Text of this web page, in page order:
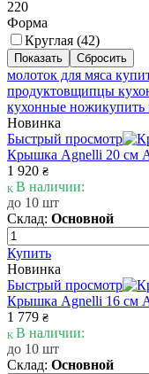
220
Форма
Круглая (42)
молоток для мяса
продуктовщипцы
кухонные ножикупить
Новинка
Быстрый просмотр
Крышка Agnelli 20 см
1 920 ₴
В наличии:
до 10 шт
Склад: Основной
Купить
Новинка
Быстрый просмотр
Крышка Agnelli 16 см
1 779 ₴
В наличии:
до 10 шт
Склад: Основной